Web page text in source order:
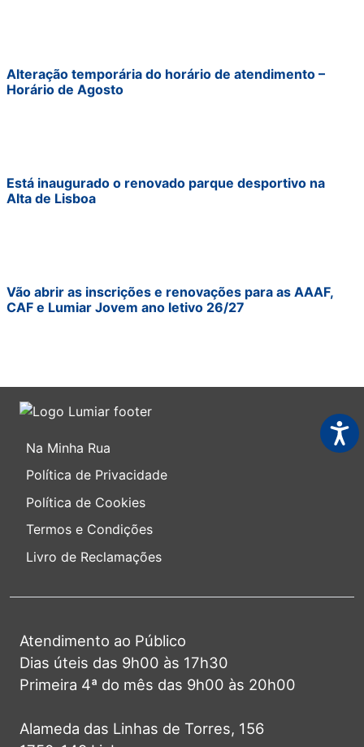
Alteração temporária do horário de atendimento –
Horário de Agosto
Está inaugurado o renovado parque desportivo na
Alta de Lisboa
Vão abrir as inscrições e renovações para as AAAF,
CAF e Lumiar Jovem ano letivo 26/27
Na Minha Rua
Política de Privacidade
Política de Cookies
Termos e Condições
Livro de Reclamações
Atendimento ao Público
Dias úteis das 9h00 às 17h30
Primeira 4ª do mês das 9h00 às 20h00
Alameda das Linhas de Torres, 156